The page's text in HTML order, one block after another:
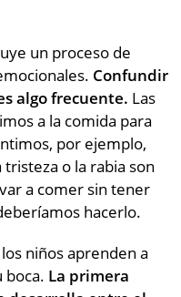
un proceso de
Confundir
algo frecuente. Las
a la comida para
por ejemplo,
o la rabia son
a comer sin tener
hacerlo.
niños aprenden a
boca. La primera